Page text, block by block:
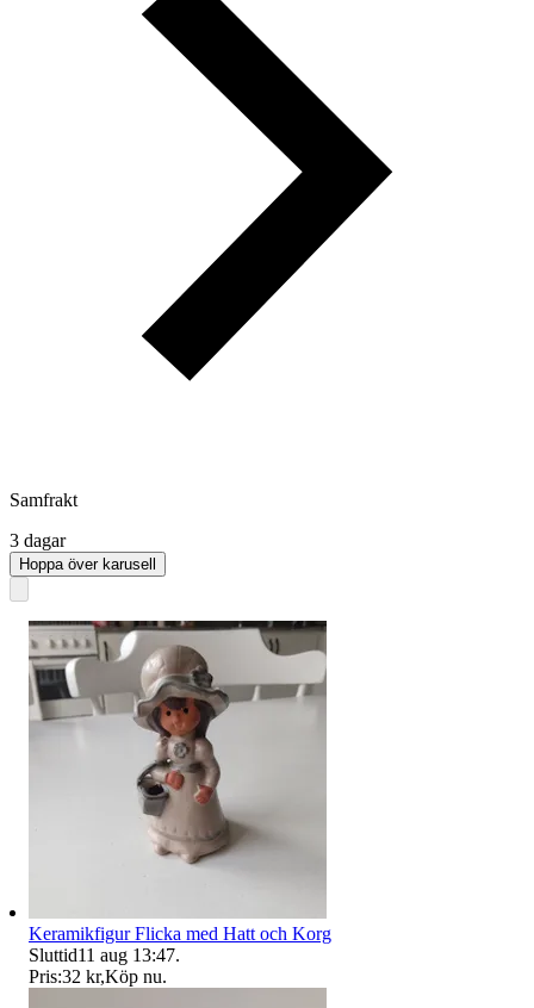
Samfrakt
3 dagar
Hoppa över karusell
Keramikfigur Flicka med Hatt och Korg
Sluttid11 aug 13:47.
Pris:32 kr,Köp nu.